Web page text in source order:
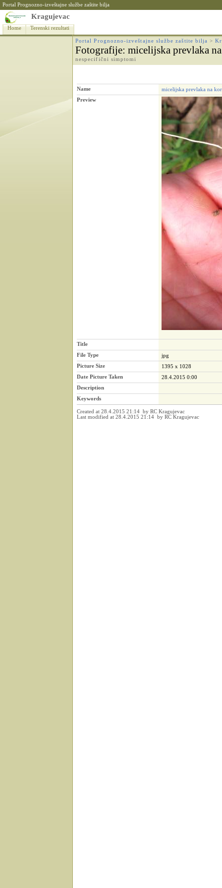
Portal Prognozno-izveštajne službe zaštite bilja
Kragujevac
Home Terenski rezultati
Portal Prognozno-izveštajne službe zaštite bilja >
Fotografije: micelijska prevlaka
nespecifični simptomi
Name
micelijska prevlaka na
Preview
Title
File Type
jpg
Picture Size
1395 x 1028
Date Picture Taken
28.4.2015 0:00
Description
Keywords
Created at 28.4.2015 21:14 by RC Kragujevac
Last modified at 28.4.2015 21:14 by RC Kragujevac